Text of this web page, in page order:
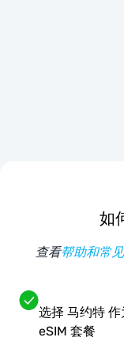
如
查看帮助和常
选择 马约特
eSIM 套餐